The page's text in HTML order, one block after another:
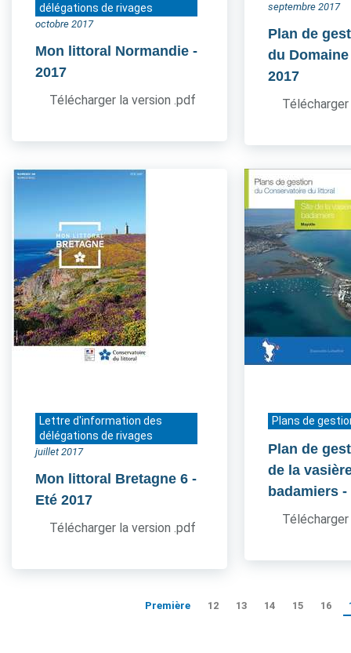
délégations de rivages
octobre 2017
Mon littoral Normandie -
2017
Télécharger la version .pdf
septembre 2017
Plan de
du
2017
Lettre d'information des
délégations de rivages
juillet 2017
Mon littoral Bretagne 6 -
Eté 2017
Télécharger la version .pdf
Plans de
Plan de
de la
badamiers -
Première 12 13 14 15 16